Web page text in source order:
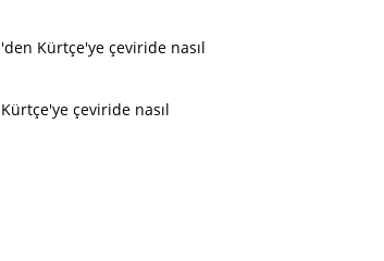
Kürtçe'ye çeviride nasıl
çeviride nasıl